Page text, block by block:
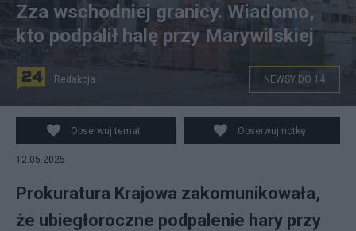
Zza wschodniej granicy. Wiadomo,
kto podpalił halę przy Marywilskiej
Redakcja NEWSY DO 14
Obserwuj temat Obserwuj notkę
12.05.2025
Prokuratura Krajowa zakomunikowała,
że ubiegłoroczne podpalenie hary przy